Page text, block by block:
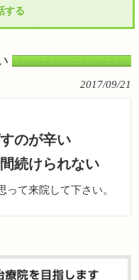
する
2017/09/21
のが辛い
続けられない
て来院して下さい。